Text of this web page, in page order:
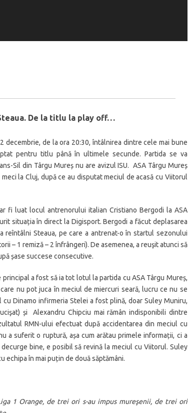
De la titlu la play off…
decembrie, de la ora 20:30, întâlnirea dintre cele mai bune
pentru titlu până în ultimele secunde. Partida se va
Sil din Târgu Mureș nu are avizul ISU. ASA Târgu Mureș
la Cluj, după ce au disputat meciul de acasă cu Viitorul
fi luat locul antrenorului italian Cristiano Bergodi la ASA
situația în direct la Digisport. Bergodi a făcut deplasarea
reîntâlni Steaua, pe care a antrenat-o în startul sezonului
– 1 remiză – 2 înfrângeri). De asemenea, a reuşit atunci să
șase succese consecutive.
a fost să ia tot lotul la partida cu ASA Târgu Mureș,
nu pot juca în meciul de miercuri seară, lucru ce nu se
cu Dinamo infirmeria Stelei a fost plină, doar Suley Muniru,
și Alexandru Chipciu mai rămân indisponibili dintre
RMN-ului efectuat după accidentarea din meciul cu
a suferit o ruptură, așa cum arătau primele informații, ci a
bine, e posibil să revină la meciul cu Viitorul. Suley
echipa în mai puțin de două săptămâni.
1 Orange, de trei ori s-au impus mureşenii, de trei ori